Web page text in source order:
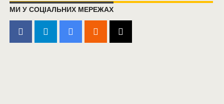
МИ У СОЦІАЛЬНИХ МЕРЕЖАХ